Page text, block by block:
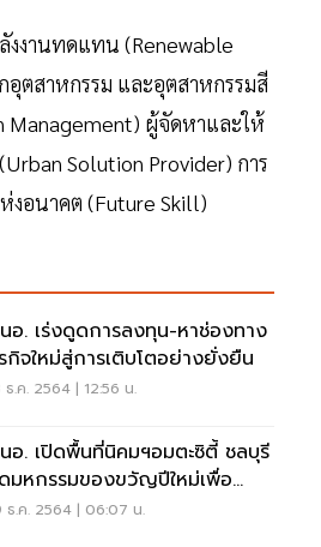
งงานทดแทน (Renewable
อุตสาหกรรม และอุตสาหกรรมสี
Management) ผู้จัดหาและให้
Solution Provider) การ
อนาคต (Future Skill)
อ. เร่งดูดการลงทุน-หาช่องทาง
กิจใหม่สู่การเติบโตอย่างยั่งยืน
ธ.ค. 2564 | 12:56 น.
อ. เปิดพื้นที่นิคมฯอมตะซิตี้ ชลบุรี
มหกรรมของขวัญปีใหม่เพื่อ
ะชาชน
ธ.ค. 2564 | 06:07 น.